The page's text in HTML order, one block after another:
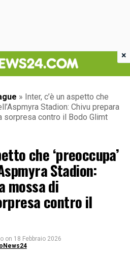
» Inter, c’è un aspetto che
Stadion: Chivu prepara
sorpresa contro il Bodo Glimt
che ‘preoccupa’
Stadion:
mossa di
contro il
on 18 Febbraio 2026
×